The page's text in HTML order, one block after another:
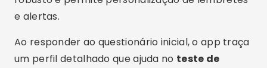
Fertilidade
Por fim, temos o Premom, um app muito usado
por mulheres que estão tentando engravidar.